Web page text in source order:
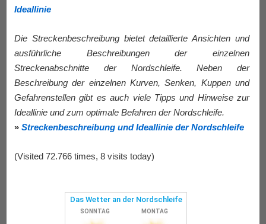
Ideallinie
Die Streckenbeschreibung bietet detaillierte Ansichten und
ausführliche Beschreibungen der einzelnen
Streckenabschnitte der Nordschleife. Neben der
Beschreibung der einzelnen Kurven, Senken, Kuppen und
Gefahrenstellen gibt es auch viele Tipps und Hinweise zur
Ideallinie und zum optimale Befahren der Nordschleife.
» Streckenbeschreibung und Ideallinie der Nordschleife
(Visited 72.766 times, 8 visits today)